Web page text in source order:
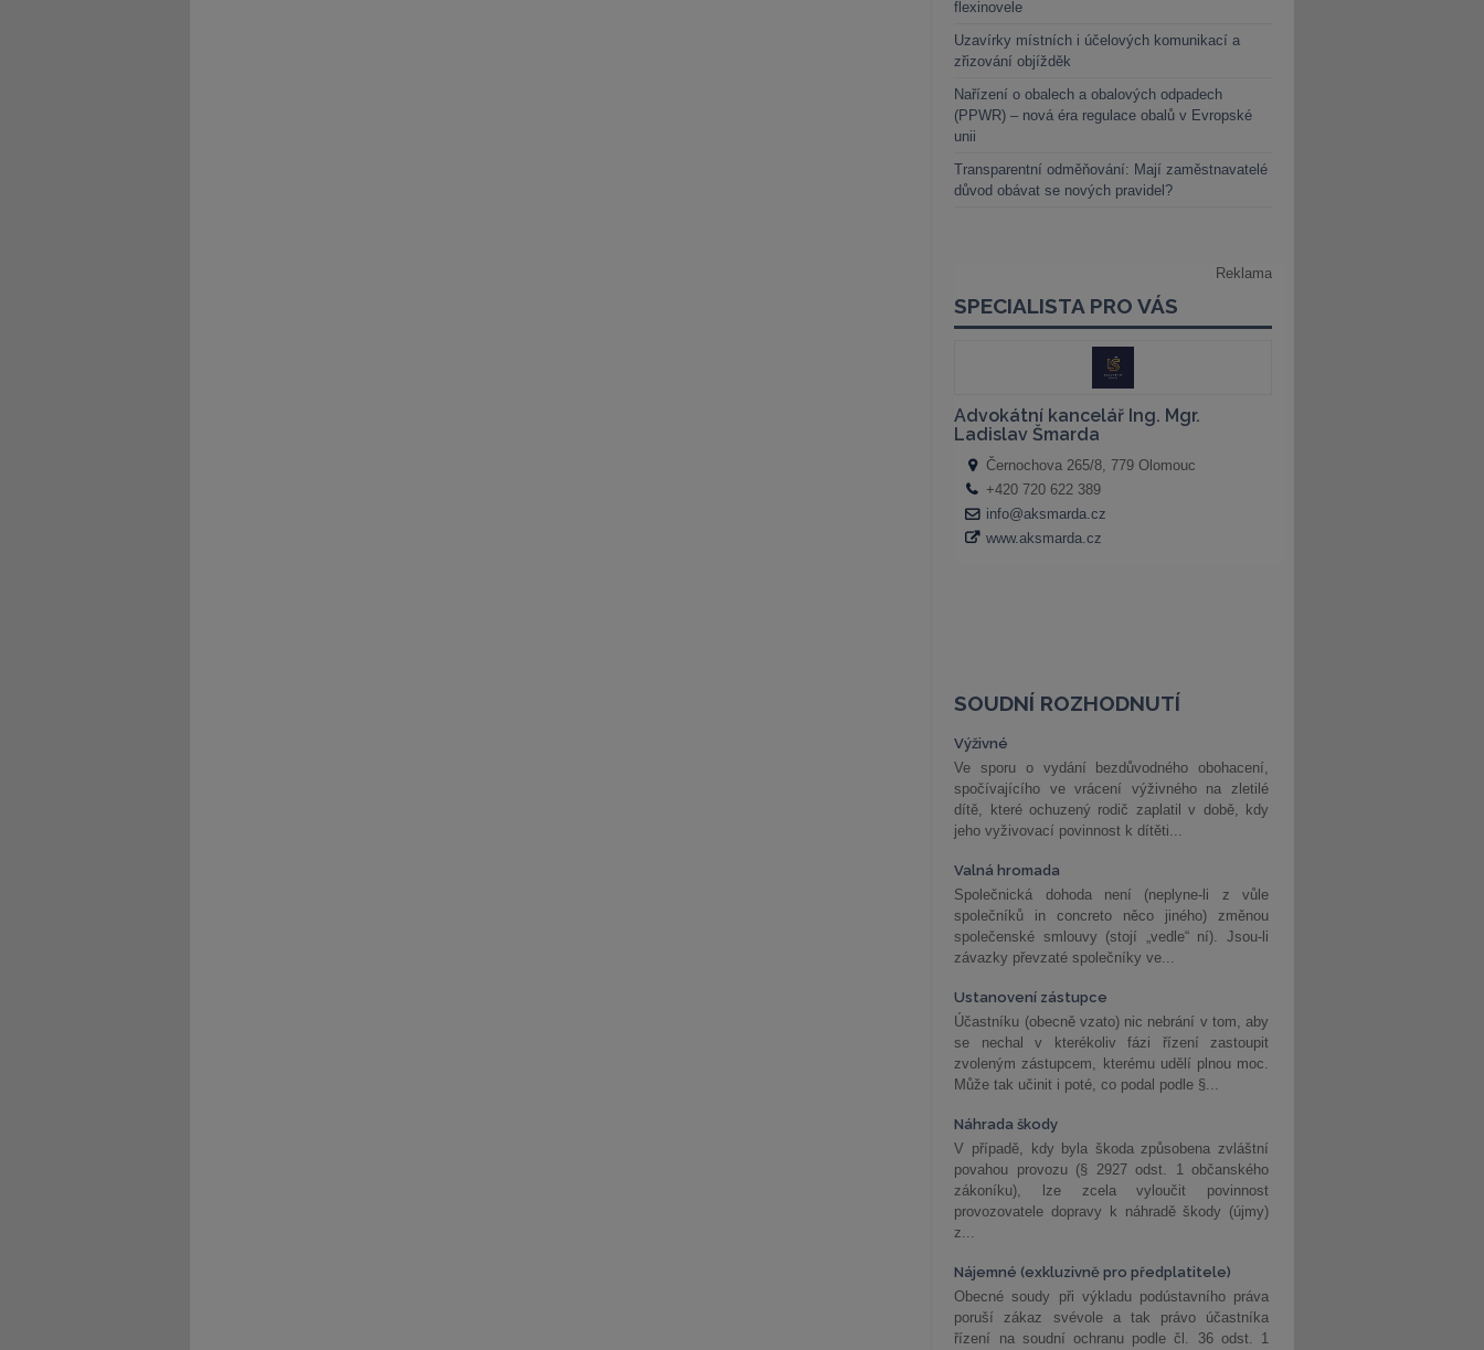
flexinovele
Uzavírky místních i účelových komunikací a
zřizování objížděk
Nařízení o obalech a obalových odpadech
(PPWR) – nová éra regulace obalů v Evropské
unii
Transparentní odměňování: Mají zaměstnavatelé
důvod obávat se nových pravidel?
SOUDNÍ ROZHODNUTÍ
Výživné
Ve sporu o vydání bezdůvodného obohacení,
spočívajícího ve vrácení výživného na zletilé
dítě, které ochuzený rodič zaplatil v době, kdy
jeho vyživovací povinnost k dítěti...
Valná hromada
Společnická dohoda není (neplyne-li z vůle
společníků in concreto něco jiného) změnou
společenské smlouvy (stojí „vedle“ ní). Jsou-li
závazky převzaté společníky ve...
Ustanovení zástupce
Účastníku (obecně vzato) nic nebrání v tom, aby
se nechal v kterékoliv fázi řízení zastoupit
zvoleným zástupcem, kterému udělí plnou moc.
Může tak učinit i poté, co podal podle §...
Náhrada škody
V případě, kdy byla škoda způsobena zvláštní
povahou provozu (§ 2927 odst. 1 občanského
zákoníku), lze zcela vyloučit povinnost
provozovatele dopravy k náhradě škody (újmy)
z...
Nájemné (exkluzivně pro předplatitele)
Obecné soudy při výkladu podústavního práva
poruší zákaz svévole a tak právo účastníka
řízení na soudní ochranu podle čl. 36 odst. 1